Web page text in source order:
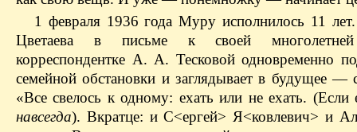
1 февраля 1936 года Муру исполнилось 11
Цветаева в письме к своей
корреспондентке А. А. Тесковой одновременно
семейной обстановки и заглядывает в будущее —
«Все свелось к одному: ехать или не ехать.
навсегда). Вкратце: и С<ергей> Я<ковлевич> и